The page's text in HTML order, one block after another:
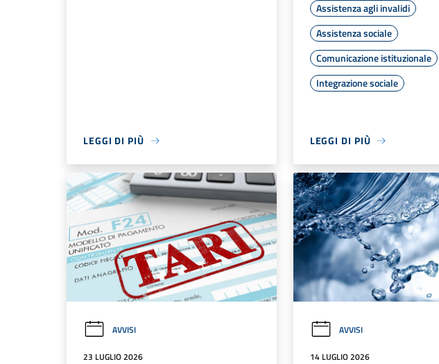
LEGGI DI PIÙ
Assistenza agli invalidi
Assistenza sociale
Comunicazione istituzionale
Integrazione sociale
LEGGI DI PIÙ
AVVISI
23 LUGLIO 2026
AVVISI
14 LUGLIO 2026